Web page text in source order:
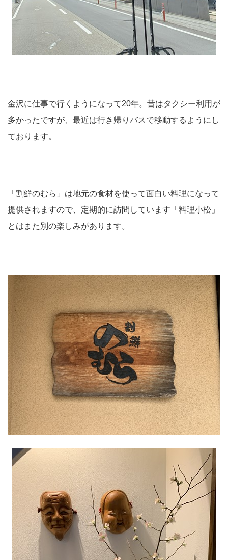
金沢に仕事で行くようになって20年。昔はタクシー利用が
多かったですが、最近は行き帰りバスで移動するようにし
ております。
「割鮮のむら」は地元の食材を使って面白い料理になって
提供されますので、定期的に訪問しています「料理小松」
とはまた別の楽しみがあります。